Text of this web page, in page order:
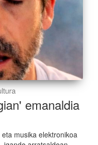
emanaldia
musika elektronikoa